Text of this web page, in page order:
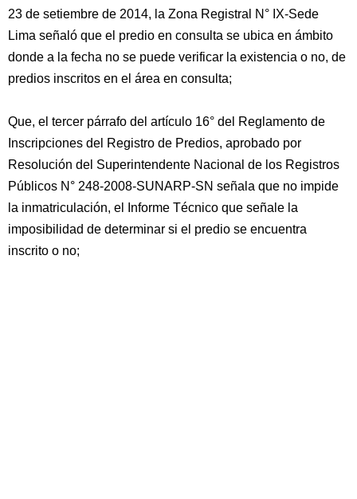
23 de setiembre de 2014, la Zona Registral N° IX-Sede
Lima señaló que el predio en consulta se ubica en ámbito
donde a la fecha no se puede verificar la existencia o no, de
predios inscritos en el área en consulta;
Que, el tercer párrafo del artículo 16° del Reglamento de
Inscripciones del Registro de Predios, aprobado por
Resolución del Superintendente Nacional de los Registros
Públicos N° 248-2008-SUNARP-SN señala que no impide
la inmatriculación, el Informe Técnico que señale la
imposibilidad de determinar si el predio se encuentra
inscrito o no;